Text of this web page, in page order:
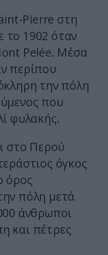
Pierre στη
το 1902 όταν
Pelée. Μέσα
περίπου
την πόλη
που
φυλακής.
στο Περού
όγκος
όρος
πόλη μετά
άνθρωποι
και πέτρες